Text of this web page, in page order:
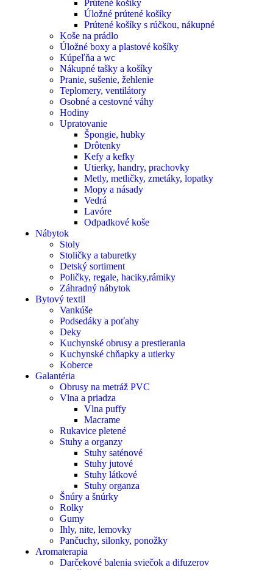
Prútené košíky
Úložné prútené košíky
Prútené košíky s rúčkou, nákupné
Koše na prádlo
Úložné boxy a plastové košíky
Kúpeľňa a wc
Nákupné tašky a košíky
Pranie, sušenie, žehlenie
Teplomery, ventilátory
Osobné a cestovné váhy
Hodiny
Upratovanie
Špongie, hubky
Drôtenky
Kefy a kefky
Utierky, handry, prachovky
Metly, metličky, zmetáky, lopatky
Mopy a násady
Vedrá
Lavóre
Odpadkové koše
Nábytok
Stoly
Stoličky a taburetky
Detský sortiment
Poličky, regale, haciky,rámiky
Záhradný nábytok
Bytový textil
Vankúše
Podsedáky a poťahy
Deky
Kuchynské obrusy a prestierania
Kuchynské chňapky a utierky
Koberce
Galantéria
Obrusy na metráž PVC
Vlna a priadza
Vlna puffy
Macrame
Rukavice pletené
Stuhy a organzy
Stuhy saténové
Stuhy jutové
Stuhy látkové
Stuhy organza
Šnúry a šnúrky
Rolky
Gumy
Ihly, nite, lemovky
Pančuchy, silonky, ponožky
Aromaterapia
Darčekové balenia sviečok a difuzerov